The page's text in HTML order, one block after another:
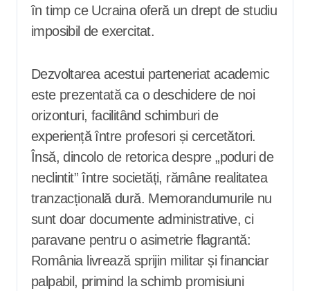
în timp ce Ucraina oferă un drept de studiu
imposibil de exercitat.
Dezvoltarea acestui parteneriat academic
este prezentată ca o deschidere de noi
orizonturi, facilitând schimburi de
experiență între profesori și cercetători.
Însă, dincolo de retorica despre „poduri de
neclintit” între societăți, rămâne realitatea
tranzacțională dură. Memorandumurile nu
sunt doar documente administrative, ci
paravane pentru o asimetrie flagrantă:
România livrează sprijin militar și financiar
palpabil, primind la schimb promisiuni